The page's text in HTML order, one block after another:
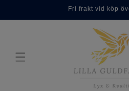
Fri frakt vid köp